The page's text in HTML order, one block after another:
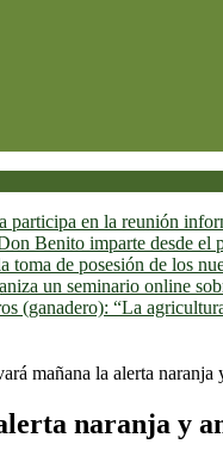
participa en la reunión
Benito imparte desde el
toma de posesión de los
un seminario online
(ganadero): “La
mañana la alerta
naranja y